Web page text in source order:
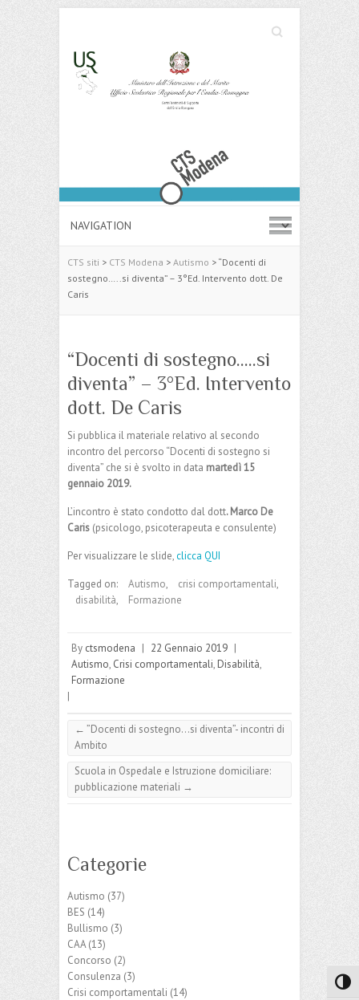
Search
Cerca
CTS siti > CTS Modena > Autismo > “Docenti di
sostegno…..si diventa” – 3°Ed. Intervento dott. De
Caris
“Docenti di sostegno…..si
diventa” – 3°Ed. Intervento
dott. De Caris
Si pubblica il materiale relativo al secondo
incontro del percorso “Docenti di sostegno si
diventa” che si è svolto in data martedì 15
gennaio 2019.
L’incontro è stato condotto dal dott. Marco De
Caris (psicologo, psicoterapeuta e consulente)
Per visualizzare le slide,clicca QUI
Tagged on: Autismo, crisi comportamentali,
disabilità, Formazione
By ctsmodena | 22 Gennaio 2019 |
Autismo, Crisi comportamentali, Disabilità,
Formazione
|
← ”Docenti di sostegno…si diventa”- incontri di
Ambito
Scuola in Ospedale e Istruzione domiciliare:
pubblicazione materiali →
Categorie
Autismo (37)
BES (14)
Bullismo (3)
CAA(13)
Concorso (2)
Consulenza (3)
Crisi comportamentali (14)